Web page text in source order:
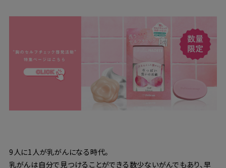
9人に1人が乳がんになる時代。
乳がんは自分で見つけることができる数少ないがんでもあり、早